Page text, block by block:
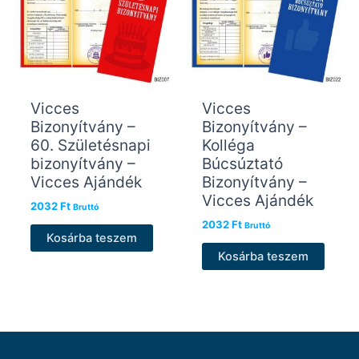
Vicces
Bizonyítvány –
60. Születésnapi
bizonyítvány –
Vicces Ajándék
2032Ft Bruttó
Kosárba teszem
Vicces
Bizonyítvány –
Kolléga
Búcsúztató
Bizonyítvány –
Vicces Ajándék
2032Ft Bruttó
Kosárba teszem